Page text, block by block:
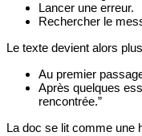
Lancer une erreur.
Rechercher le
Le texte devient alors
Au premier
Après quelques
rencontrée.”
La doc se lit comme une